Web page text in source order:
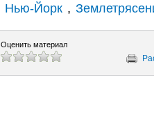
Нью-Йорк ,
Оценить материал